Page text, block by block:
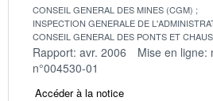
CONSEIL GENERAL DES MINES (CGM)
INSPECTION GENERALE DE
CONSEIL GENERAL DES PONTS ET
Rapport: avr. 2006 Mise en ligne:
n°004530-01
Accéder à la notice